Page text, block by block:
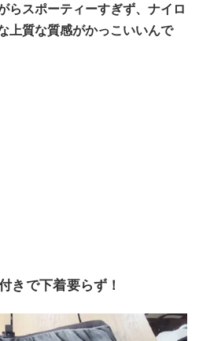
らスポーティーすぎず、ナイロ
上質な質感がかっこいいんで
きで下着要らず！